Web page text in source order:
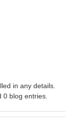
in any details.
0 blog entries.